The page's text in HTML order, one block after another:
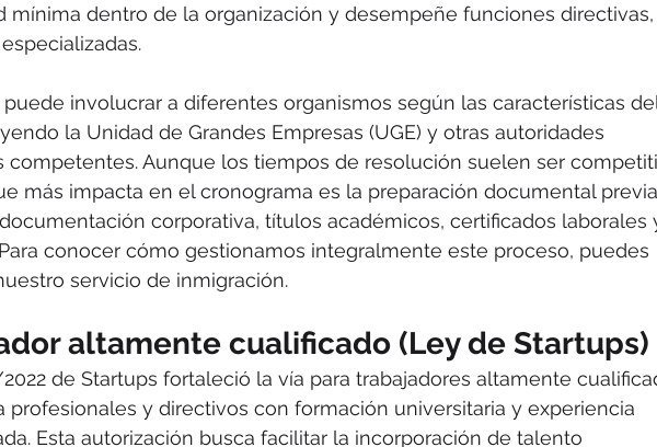
mínima dentro de la organización y desempeñe funciones directivas,
puede involucrar a diferentes organismos según las características
la Unidad de Grandes Empresas (UGE) y otras autoridades
competentes. Aunque los tiempos de resolución suelen ser
más impacta en el cronograma es la preparación documental
corporativa, títulos académicos, certificados laborales
conocer cómo gestionamos integralmente este proceso, puedes
servicio de inmigración.
altamente cualificado (Ley de Startups)
de Startups fortaleció la vía para trabajadores altamente
profesionales y directivos con formación universitaria y experiencia
Esta autorización busca facilitar la incorporación de talento